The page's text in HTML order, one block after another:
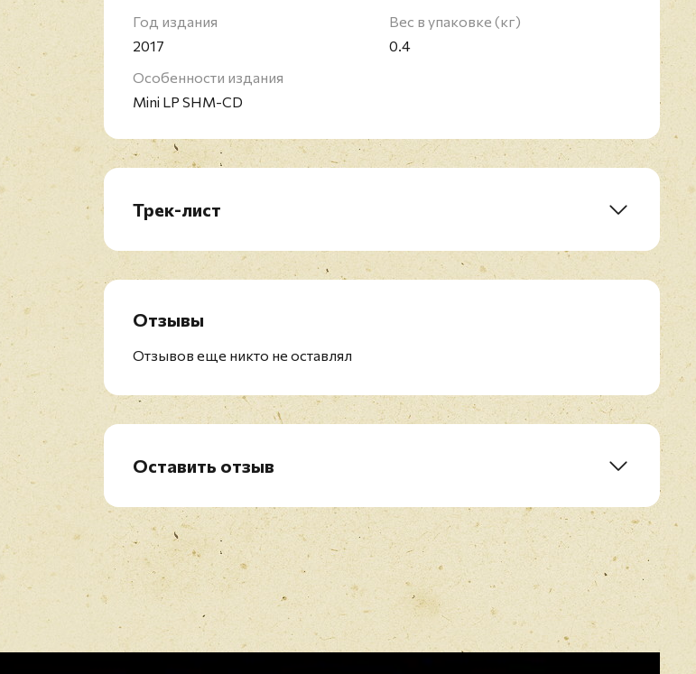
Год издания
2017
Вес в упаковке (кг)
0.4
Особенности издания
Mini LP SHM-CD
Трек-лист
WILD PLANET (1980)
PARTY MIX! (1982)
WHAMMY! (
Отзывы
Отзывов еще никто не оставлял
Оставить отзыв
Имя * E-mail
Отзыв